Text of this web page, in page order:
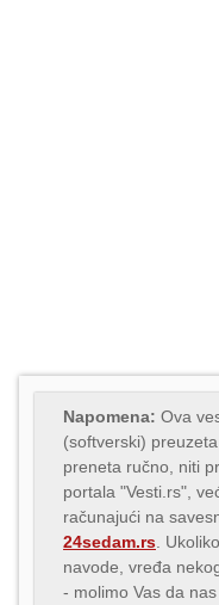
Napomena: Ova
(softverski)
preneta ručno, niti
portala "Vesti.rs",
računajući na
24sedam.rs .
navode, vređa
- molimo Vas da